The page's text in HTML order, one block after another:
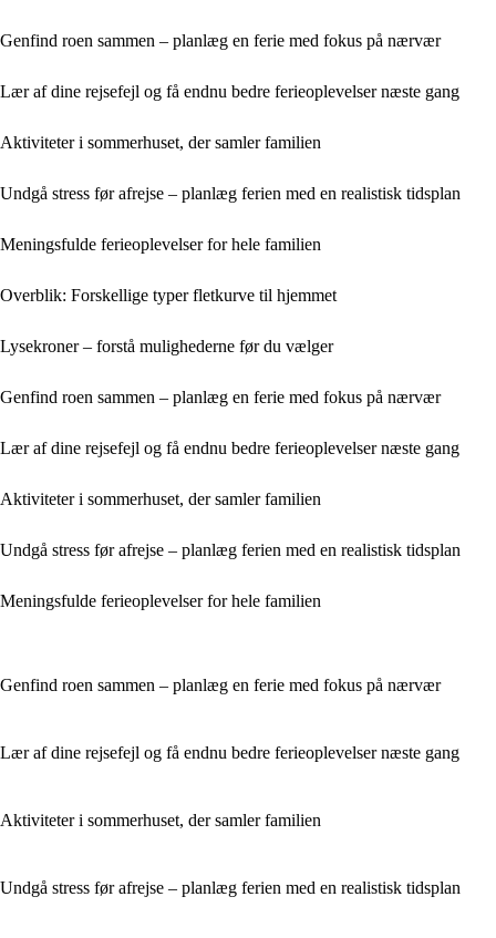
Genfind roen sammen – planlæg en ferie med fokus på nærvær
Lær af dine rejsefejl og få endnu bedre ferieoplevelser næste gang
Aktiviteter i sommerhuset, der samler familien
Undgå stress før afrejse – planlæg ferien med en realistisk tidsplan
Meningsfulde ferieoplevelser for hele familien
Overblik: Forskellige typer fletkurve til hjemmet
Lysekroner – forstå mulighederne før du vælger
Genfind roen sammen – planlæg en ferie med fokus på nærvær
Lær af dine rejsefejl og få endnu bedre ferieoplevelser næste gang
Aktiviteter i sommerhuset, der samler familien
Undgå stress før afrejse – planlæg ferien med en realistisk tidsplan
Meningsfulde ferieoplevelser for hele familien
Genfind roen sammen – planlæg en ferie med fokus på nærvær
Lær af dine rejsefejl og få endnu bedre ferieoplevelser næste gang
Aktiviteter i sommerhuset, der samler familien
Undgå stress før afrejse – planlæg ferien med en realistisk tidsplan